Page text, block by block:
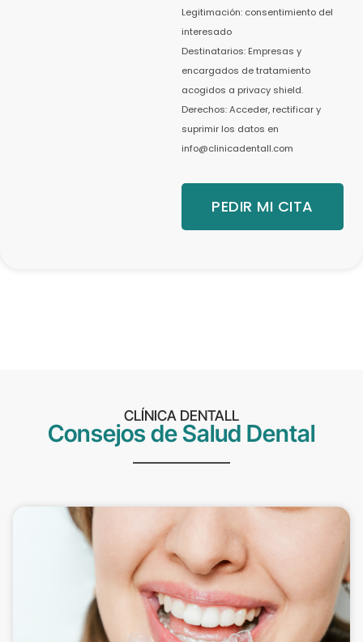
Legitimación: consentimiento del
interesado
Destinatarios: Empresas y
encargados de tratamiento
acogidos a privacy shield.
Derechos: Acceder, rectificar y
suprimir los datos en
info@clinicadentall.com
PEDIR MI CITA
CLÍNICA DENTALL
Consejos de Salud Dental